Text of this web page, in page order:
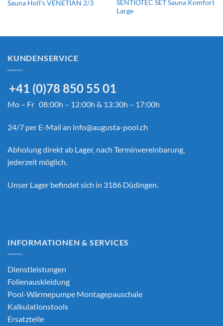
Sauna Holl’s VENETIAN 2/3
SENTIOTEC SET Sauna Komfort
Large
KUNDENSERVICE
+41 (0)78 850 55 01
Mo – Fr 08:00h – 12:00h & 13:30h – 17:00h
24/7 per E-Mail an info@augusta-pool.ch
Abholung direkt ab Lager, nach Terminvereinbarung,
jederzeit möglich.
Unser Lager befindet sich in 3186 Düdingen.
INFORMATIONEN & SERVICES
Dienstleistungen
Folienauskleidung
Pool-Wärmepumpe Montagepauschale
Kalkulationstools
Ersatzteile